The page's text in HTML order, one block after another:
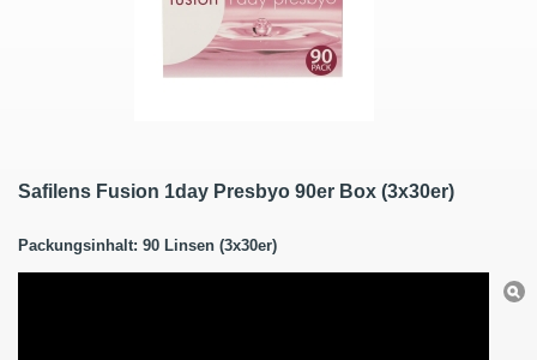
Safilens Fusion 1day Presbyo 90er Box (3x30er)
Packungsinhalt: 90 Linsen (3x30er)